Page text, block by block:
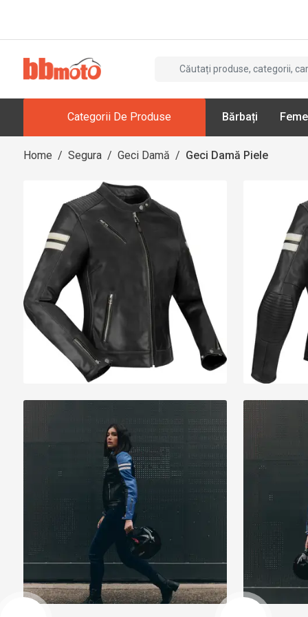
Categorii De Produse Bărbați
Home / Segura / Geci Damă / Geci Damă Piele